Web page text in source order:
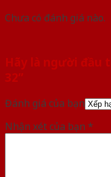
Chưa có đánh giá nào.
Hãy là người đầu
32”
Đánh giá của bạn
Nhận xét của bạn *